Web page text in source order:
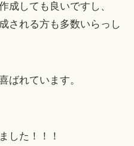
成しても良いですし、
される方も多数いらっし
ばれています。
した！！！